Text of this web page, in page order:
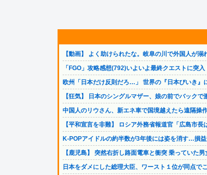
【動画】 よく助けられたな。岐阜の川で外国人が溺
「FGO」攻略感想(792)いよいよ最終クエストに突入
欧州「日本だけ反則だろ…」 世界の『日本びいき』
【狂気】 日本のシングルマザー、娘の前でバックで
中国人のリウさん、新エネ車で国境越えたら遠隔操
【平和宣言を非難】 ロシア外務省報道官「広島市長
K-POPアイドルの約半数が3年後には姿を消す…損
【鹿児島】 突然右折し路面電車と衝突 乗っていた男
日本をダメにした総理大臣、ワースト１位が同点で